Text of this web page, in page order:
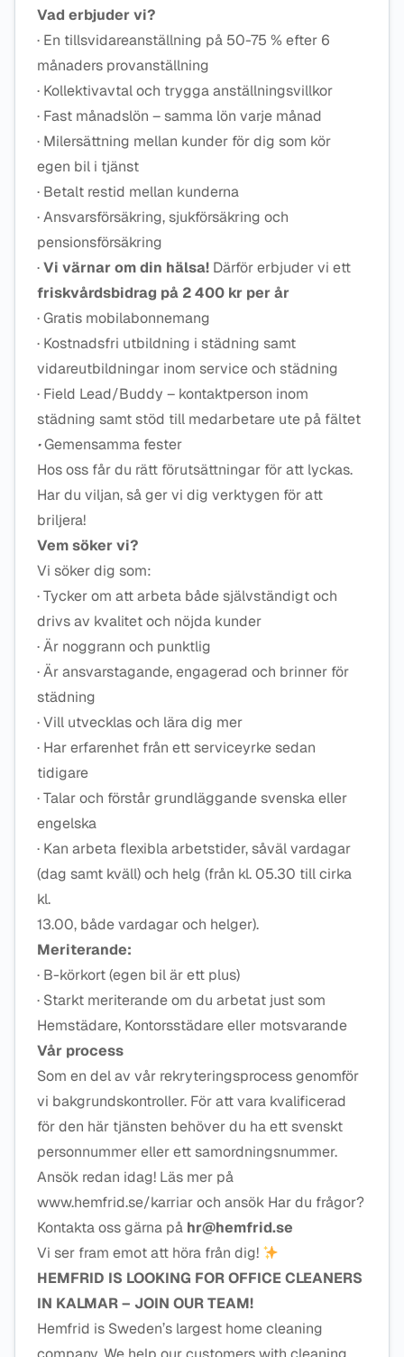
Vad erbjuder vi?
· En tillsvidareanställning på 50-75 % efter 6
månaders provanställning
· Kollektivavtal och trygga anställningsvillkor
· Fast månadslön – samma lön varje månad
· Milersättning mellan kunder för dig som kör
egen bil i tjänst
· Betalt restid mellan kunderna
· Ansvarsförsäkring, sjukförsäkring och
pensionsförsäkring
·Vi värnar om din hälsa! Därför erbjuder vi ett
friskvårdsbidrag på 2 400 kr per år
· Gratis mobilabonnemang
· Kostnadsfri utbildning i städning samt
vidareutbildningar inom service och städning
· Field Lead/Buddy – kontaktperson inom
städning samt stöd till medarbetare ute på fältet
·Gemensamma fester
Hos oss får du rätt förutsättningar för att lyckas.
Har du viljan, så ger vi dig verktygen för att
briljera!
Vem söker vi?
Vi söker dig som:
· Tycker om att arbeta både självständigt och
drivs av kvalitet och nöjda kunder
· Är noggrann och punktlig
· Är ansvarstagande, engagerad och brinner för
städning
· Vill utvecklas och lära dig mer
· Har erfarenhet från ett serviceyrke sedan
tidigare
· Talar och förstår grundläggande svenska eller
engelska
· Kan arbeta flexibla arbetstider, såväl vardagar
(dag samt kväll) och helg (från kl. 05.30 till cirka
kl.
13.00, både vardagar och helger).
Meriterande:
· B-körkort (egen bil är ett plus)
· Starkt meriterande om du arbetat just som
Hemstädare, Kontorsstädare eller motsvarande
Vår process
Som en del av vår rekryteringsprocess genomför
vi bakgrundskontroller. För att vara kvalificerad
för den här tjänsten behöver du ha ett svenskt
personnummer eller ett samordningsnummer.
Ansök redan idag! Läs mer på
www.hemfrid.se/karriar och ansök Har du frågor?
Kontakta oss gärna på hr@hemfrid.se
Vi ser fram emot att höra från dig!
HEMFRID IS LOOKING FOR OFFICE CLEANERS
IN KALMAR – JOIN OUR TEAM!
Hemfrid is Sweden’s largest home cleaning